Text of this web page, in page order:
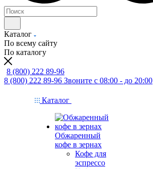
Каталог
По всему сайту
По каталогу
8 (800) 222 89-96
8 (800) 222 89-96 Звоните с 08:00 - до 20:00
Каталог
Обжаренный
кофе в зернах
Кофе для
эспрессо